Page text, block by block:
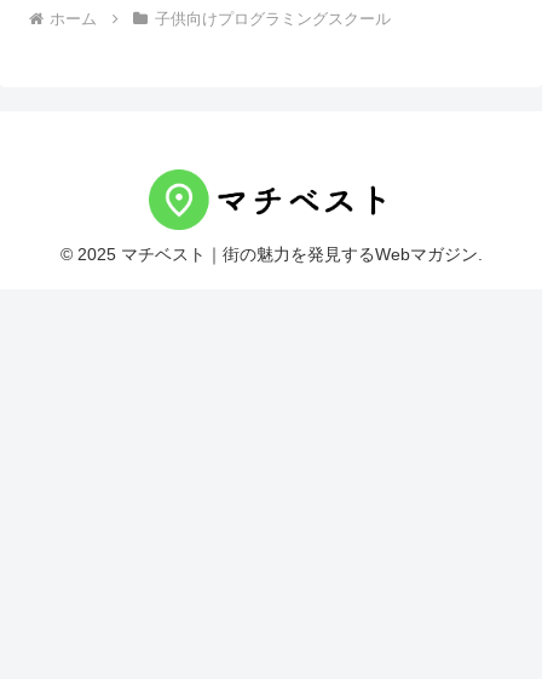
ホーム 子供向けプログラミングスクール
© 2025 マチベスト｜街の魅力を発見するWebマガジン.